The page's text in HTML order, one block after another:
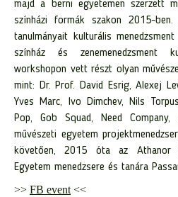
majd a berni egyetemen szerzett
színházi formák szakon 2015-
tanulmányait kulturális
színház és zenemenedzsment
workshopon vett részt olyan
mint: Dr. Prof. David Esrig, Alexej
Yves Marc, Ivo Dimchev, Nils
Pop, Gob Squad, Need
művészeti egyetem
követően, 2015 óta az Athanor
Egyetem menedzsere és tanára
>> FB event <<